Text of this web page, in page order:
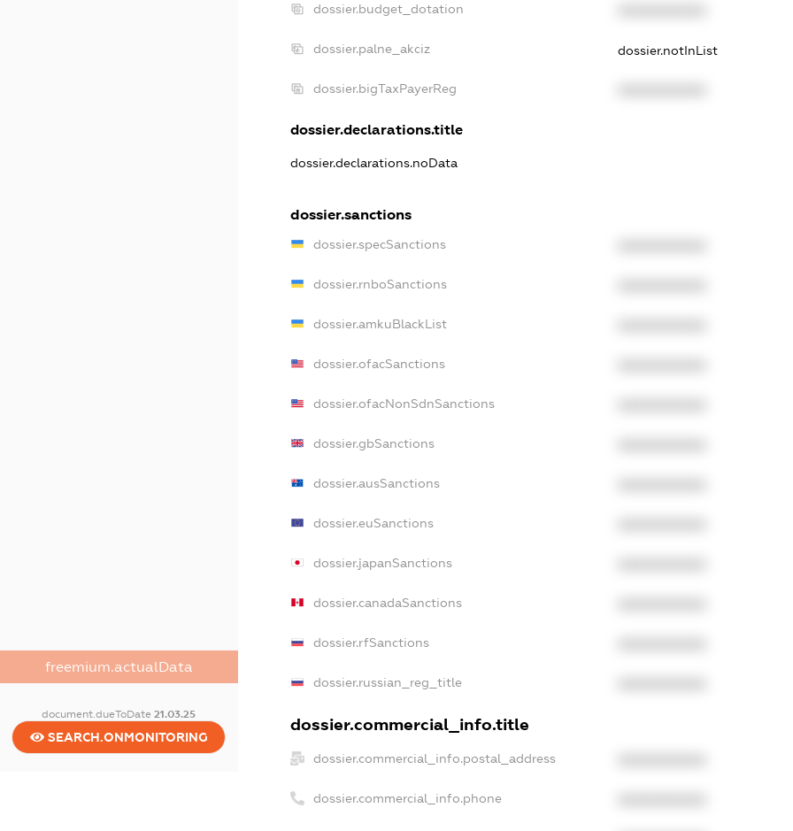
freemium.actualData
document.dueToDate21.03.25
SEARCH.ONMONITORING
dossier.budget_dotation
dossier.palne_akciz dossier.notInList
dossier.bigTaxPayerReg
dossier.declarations.title
dossier.declarations.noData
dossier.sanctions
dossier.specSanctions
dossier.rnboSanctions
dossier.amkuBlackList
dossier.ofacSanctions
dossier.ofacNonSdnSanctions
dossier.gbSanctions
dossier.ausSanctions
dossier.euSanctions
dossier.japanSanctions
dossier.canadaSanctions
dossier.rfSanctions
dossier.russian_reg_title
dossier.commercial_info.title
dossier.commercial_info.postal_address
dossier.commercial_info.phone